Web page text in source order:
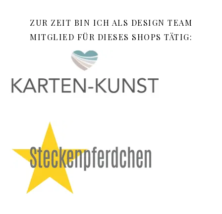
ZUR ZEIT BIN ICH ALS DESIGN TEAM
MITGLIED FÜR DIESES SHOPS TÄTIG: